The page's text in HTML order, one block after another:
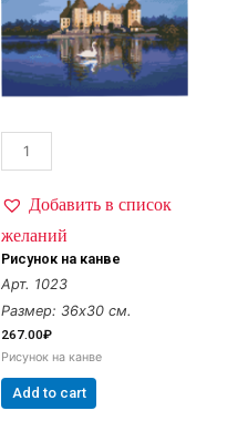
Добавить в список
желаний
Рисунок на канве
Арт. 1023
Размер: 36х30 см.
267.00₽
Рисунок на канве
Add to cart